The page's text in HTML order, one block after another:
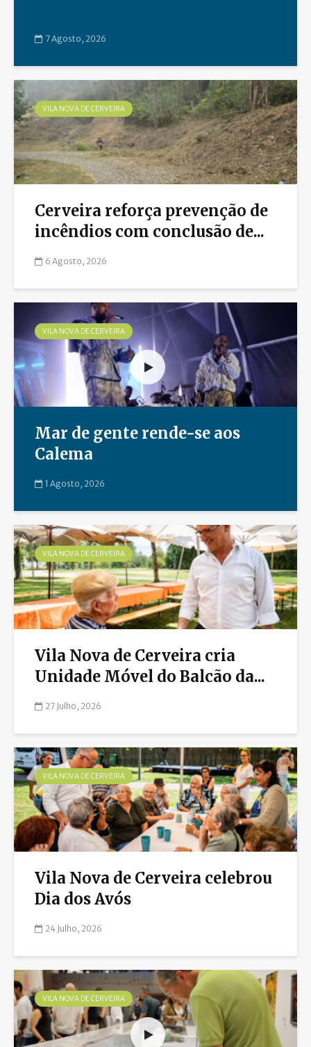
7 Agosto, 2026
VILA NOVA DE CERVEIRA
Cerveira reforça prevenção de
incêndios com conclusão de...
6 Agosto, 2026
VILA NOVA DE CERVEIRA
Mar de gente rende-se aos
Calema
1 Agosto, 2026
VILA NOVA DE CERVEIRA
Vila Nova de Cerveira cria
Unidade Móvel do Balcão da...
27 Julho, 2026
VILA NOVA DE CERVEIRA
Vila Nova de Cerveira celebrou
Dia dos Avós
24 Julho, 2026
VILA NOVA DE CERVEIRA